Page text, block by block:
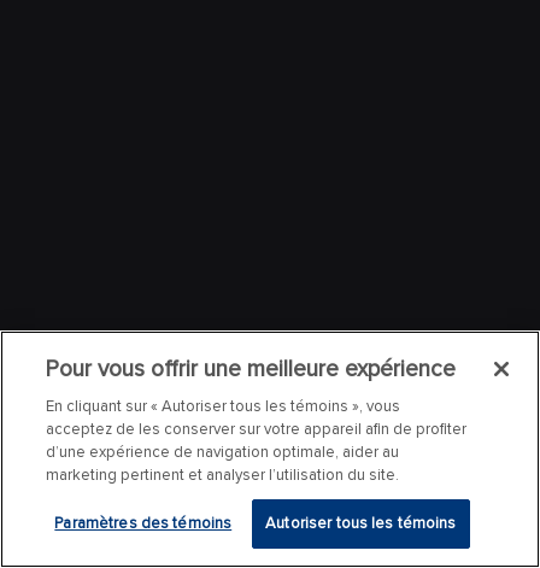
Pour vous offrir une meilleure expérience
En cliquant sur « Autoriser tous les témoins », vous
acceptez de les conserver sur votre appareil afin de profiter
d’une expérience de navigation optimale, aider au
marketing pertinent et analyser l’utilisation du site.
Paramètres des témoins Autoriser tous les témoins